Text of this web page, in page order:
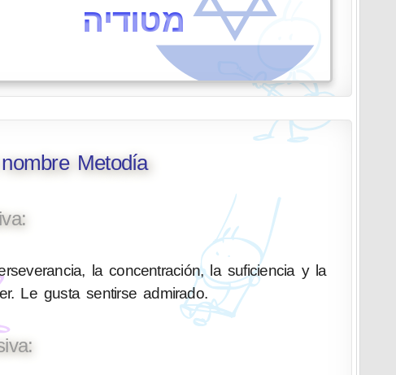
מטודיה
Metodía
la concentración, la suficiencia y la
Le gusta sentirse admirado.